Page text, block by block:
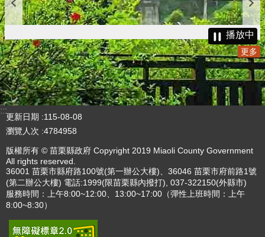
播放中
更多
:::
更新日期
115-08-08
瀏覽人次 4784958
版權所有 © 苗栗縣政府 Copyright 2019 Miaoli County Government
All rights reserved.
36001 苗栗市縣府路100號(第一辦公大樓)、36046 苗栗市府前路1號
(第二辦公大樓) 電話:1999(限苗栗縣內撥打), 037-322150(外縣市)
服務時間：上午8:00~12:00、13:00~17:00（彈性上班時間：上午
8:00~8:30）